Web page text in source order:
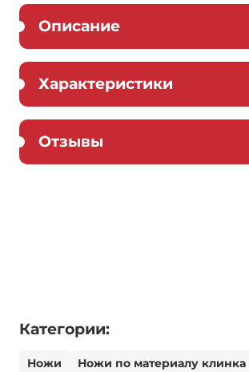
Описание
Характеристики
Отзывы
Категории:
Ножи Ножи по материалу клинка